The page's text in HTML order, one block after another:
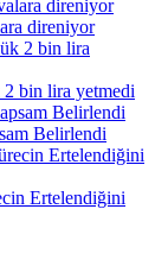
direniyor
2 bin lira yetmedi
Belirlendi
Ertelendiğini